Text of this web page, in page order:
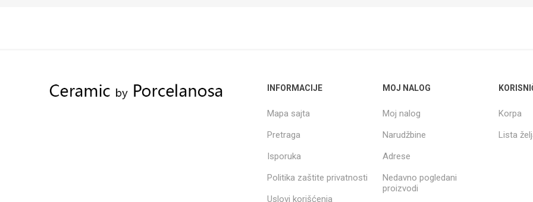
INFORMACIJE
Mapa sajta
Pretraga
Isporuka
Politika zaštite privatnosti
Uslovi korišćenja
MOJ NALOG
Moj nalog
Narudžbine
Adrese
Nedavno pogledani
proizvodi
Korpa
Lista